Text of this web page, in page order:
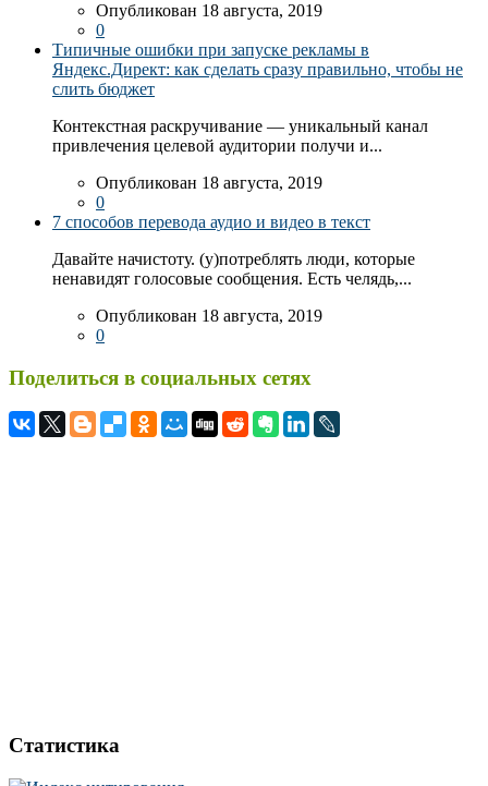
Опубликован 18 августа, 2019
0
Типичные ошибки при запуске рекламы в
Яндекс.Директ: как сделать сразу правильно, чтобы не
слить бюджет
Контекстная раскручивание — уникальный канал
привлечения целевой аудитории получи и...
Опубликован 18 августа, 2019
0
7 способов перевода аудио и видео в текст
Давайте начистоту. (у)потреблять люди, которые
ненавидят голосовые сообщения. Есть челядь,...
Опубликован 18 августа, 2019
0
Поделиться в социальных сетях
Статистика